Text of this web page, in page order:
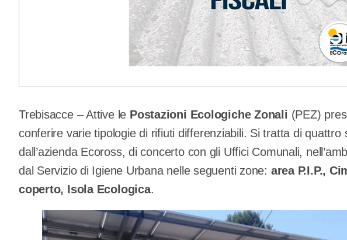
Trebisacce – Attive le Postazioni Ecologiche Zonali (PEZ)
conferire varie tipologie di rifiuti differenziabili. Si tratta di quattro
dall’azienda Ecoross, di concerto con gli Uffici Comunali,
dal Servizio di Igiene Urbana nelle seguenti zone: area P.I.P.,
coperto, Isola Ecologica.